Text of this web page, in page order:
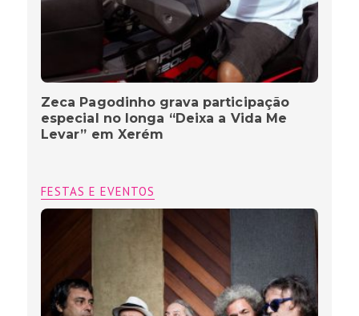
Zeca Pagodinho grava participação
especial no longa “Deixa a Vida Me
Levar” em Xerém
FESTAS E EVENTOS